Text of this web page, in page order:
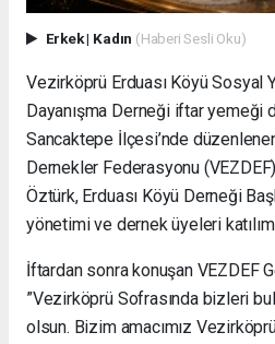
Erkek| Kadın (Haberi Sesli Oku)
Vezirköprü Erduası Köyü Sosyal
Dayanışma Derneği iftar yemeği
Sancaktepe İlçesi’nde
Dernekler Federasyonu
Öztürk, Erduası Köyü Derneği
yönetimi ve dernek üyeleri
İftardan sonra konuşan VEZDEF
”Vezirköprü Sofrasında bizleri
olsun. Bizim amacımız